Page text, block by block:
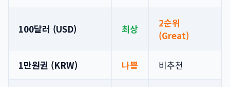
100달러 (USD) 최상
2순위
(Great)
1만원권 (KRW) 나쁨 비추천